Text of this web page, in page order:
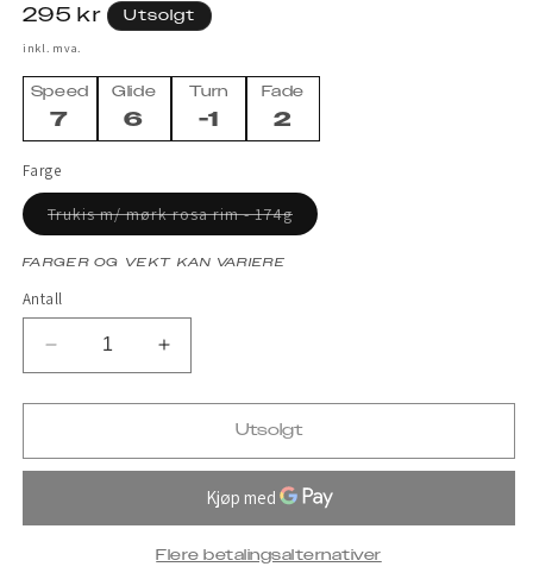
Vanlig
pris
295 kr Utsolgt
inkl. mva.
Speed
7
Glide
6
Turn
-1
Fade
2
Farge
Trukis m/ mørk rosa rim - 174gVarianten
er
FARGER OG VEKT KAN VARIERE
Antall
Senk
-
Semerád
Øk
-
Jakub
Semerád
Team
Utsolgt
Flere betalingsalternativer